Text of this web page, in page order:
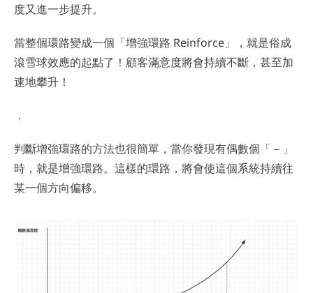
度又進一步提升。
當整個環路變成一個「增強環路 Reinforce」，就是俗成
滾雪球效應的起點了！顧客滿意度將會持續不斷，甚至加
速地攀升！
．
判斷增強環路的方法也很簡單，當你發現有偶數個「－」
時，就是增強環路。這樣的環路，將會使這個系統持續往
某一個方向偏移。